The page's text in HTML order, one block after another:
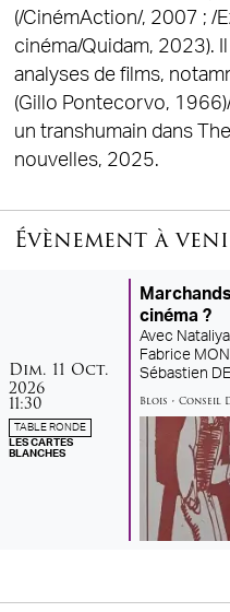
(/CinémAction/, 2007 ; /
cinéma/Quidam, 2023).
analyses de films,
(Gillo Pontecorvo,
un transhumain dans
nouvelles, 2025.
Évènement à
dimanche
Dim. 11 octobre
Oct.
2026
11:30
TABLE RONDE
LES CARTES
BLANCHES
cinéma ?
Avec
Fabrice
Sébastien
Blois • Conseil